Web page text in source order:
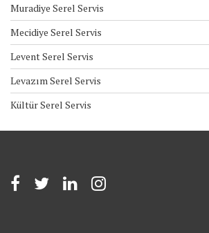
Muradiye Serel Servis
Mecidiye Serel Servis
Levent Serel Servis
Levazım Serel Servis
Kültür Serel Servis